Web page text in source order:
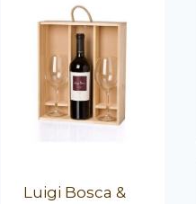
Luigi Bosca &